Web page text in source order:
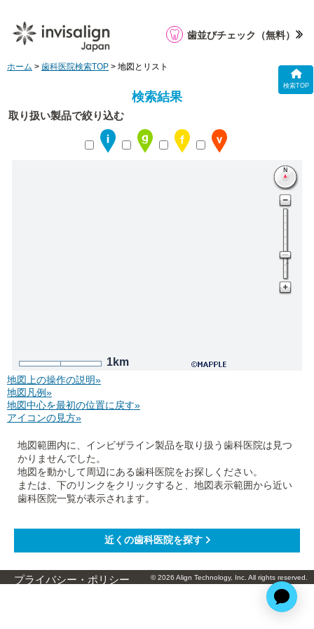
検索TOP
歯並びチェック （無料）
ホーム > 歯科医院検索TOP > 地図とリスト
検索結果
取り扱い製品で絞り込む
1km
地図上の操作の説明»
地図凡例»
地図中心を最初の位置に戻す»
アイコンの見方»
地図範囲内に、インビザライン製品を取り扱う歯科医院は見つ
かりませんでした。
地図を動かして周辺にある歯科医院をお探しください。
または、下のリンクをクリックすると、地図表示範囲から近い
歯科医院一覧が表示されます。
プライバシー・ポリシー © 2026 Align Technology, Inc. All rights reserved.